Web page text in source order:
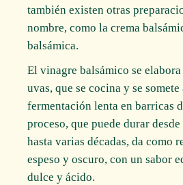
también existen otras
nombre, como la crema
balsámica.
El vinagre balsámico se
uvas, que se cocina y se
fermentación lenta en barricas
proceso, que puede durar
hasta varias décadas, da como
espeso y oscuro, con un sabor
dulce y ácido.